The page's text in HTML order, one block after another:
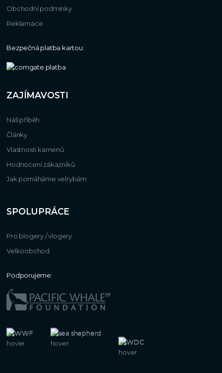
Obchodní podmínky
Reklamace
Bezpečná platba kartou:
ZAJÍMAVOSTI
Náš příběh
Články
Vlastnosti kamenů
Hodnocení zákazníků
Jak pomáháme velrybám
SPOLUPRÁCE
Pro blogery / vlogery
Velkoobchod
Podporujeme: